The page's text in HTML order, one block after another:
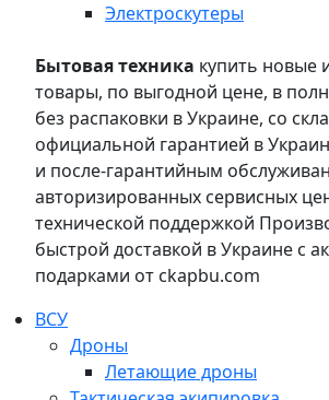
Электроскутеры
Бытовая техника купить новые
товары, по выгодной цене, в
без распаковки в Украине, со
официальной гарантией в
и после-гарантийным
авторизированных сервисных
технической поддержкой
быстрой доставкой в Украине с
подарками от ckapbu.com
ВСУ
Дроны
Летающие дроны